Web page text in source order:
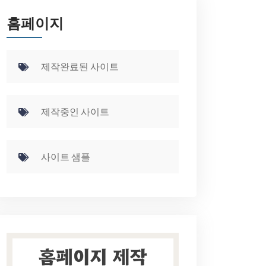
홈페이지
제작완료된 사이트
제작중인 사이트
사이트 샘플